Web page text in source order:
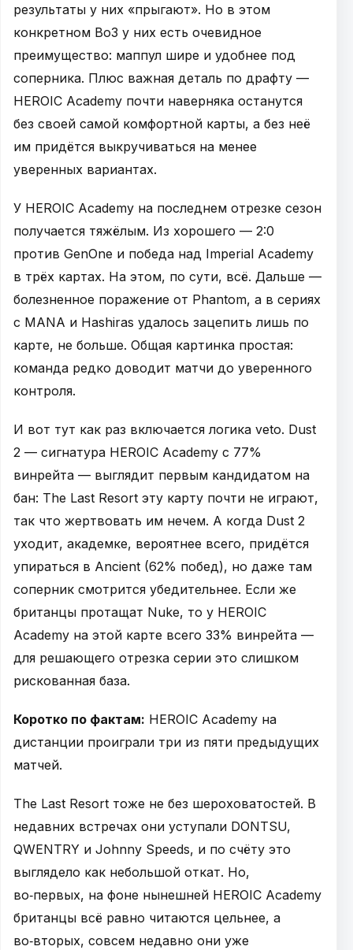
результаты у них «прыгают». Но в этом
конкретном Bo3 у них есть очевидное
преимущество: маппул шире и удобнее под
соперника. Плюс важная деталь по драфту —
HEROIC Academy почти наверняка останутся
без своей самой комфортной карты, а без неё
им придётся выкручиваться на менее
уверенных вариантах.
У HEROIC Academy на последнем отрезке сезон
получается тяжёлым. Из хорошего — 2:0
против GenOne и победа над Imperial Academy
в трёх картах. На этом, по сути, всё. Дальше —
болезненное поражение от Phantom, а в сериях
с MANA и Hashiras удалось зацепить лишь по
карте, не больше. Общая картинка простая:
команда редко доводит матчи до уверенного
контроля.
И вот тут как раз включается логика veto. Dust
2 — сигнатура HEROIC Academy с 77%
винрейта — выглядит первым кандидатом на
бан: The Last Resort эту карту почти не играют,
так что жертвовать им нечем. А когда Dust 2
уходит, академке, вероятнее всего, придётся
упираться в Ancient (62% побед), но даже там
соперник смотрится убедительнее. Если же
британцы протащат Nuke, то у HEROIC
Academy на этой карте всего 33% винрейта —
для решающего отрезка серии это слишком
рискованная база.
Коротко по фактам: HEROIC Academy на
дистанции проиграли три из пяти предыдущих
матчей.
The Last Resort тоже не без шероховатостей. В
недавних встречах они уступали DONTSU,
QWENTRY и Johnny Speeds, и по счёту это
выглядело как небольшой откат. Но,
во‑первых, на фоне нынешней HEROIC Academy
британцы всё равно читаются цельнее, а
во‑вторых, совсем недавно они уже